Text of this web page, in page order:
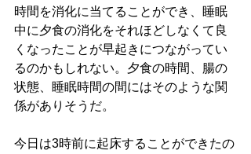
時間を消化に当てることができ、睡眠
中に夕食の消化をそれほどしなくて良
くなったことが早起きにつながってい
るのかもしれない。夕食の時間、腸の
状態、睡眠時間の間にはそのような関
係がありそうだ。
今日は3時前に起床することができたの